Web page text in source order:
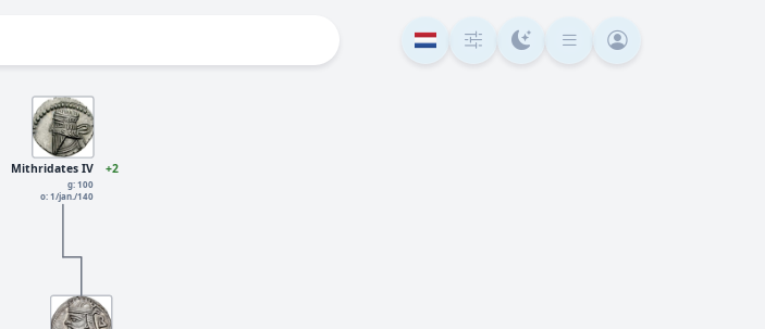
Mithridates IV
g: 100
o: 1/jan./140
+2